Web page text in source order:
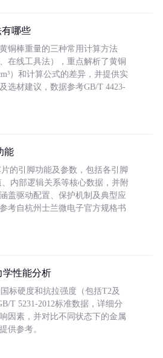
哪些
铜棒重量的三种常用计算方法
在线工具法），重点解析了黄铜
）和计算公式的差异，并提供实
选材建议，数据参考GB/T 4423-
能
的引脚功能及参数，包括各引脚
内部逻辑关系等核心数据，并附
盖驱动配置、保护机制及典型应
考自杭州士兰微电子官方规格书
学性能分析
标硬度和抗拉强度（包括T2及
T 5231-2012标准数据，详细分
因素，并对比不同状态下的金属
供参考。